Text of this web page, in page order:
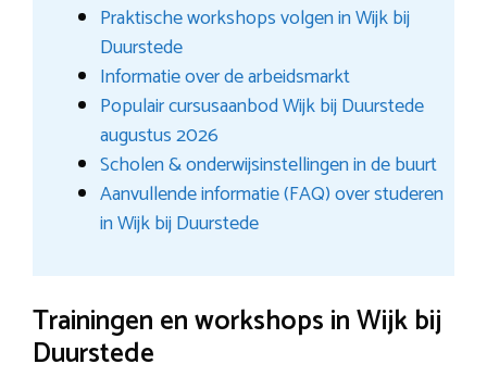
Praktische workshops volgen in Wijk bij
Duurstede
Informatie over de arbeidsmarkt
Populair cursusaanbod Wijk bij Duurstede
augustus 2026
Scholen & onderwijsinstellingen in de buurt
Aanvullende informatie (FAQ) over studeren
in Wijk bij Duurstede
Trainingen en workshops in Wijk bij
Duurstede